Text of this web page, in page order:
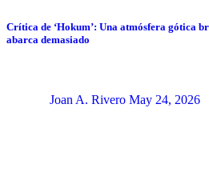
Crítica de ‘Hokum’: Una atmósfera gótica
abarca demasiado
Joan A. Rivero May 24, 2026